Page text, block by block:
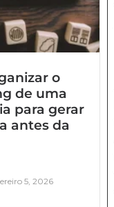
eficiência
organizar uma
e
desgaste
o
de seguidores
imobiliária
autoridade e
o
de uma
para gerar
antes da
5, 2026